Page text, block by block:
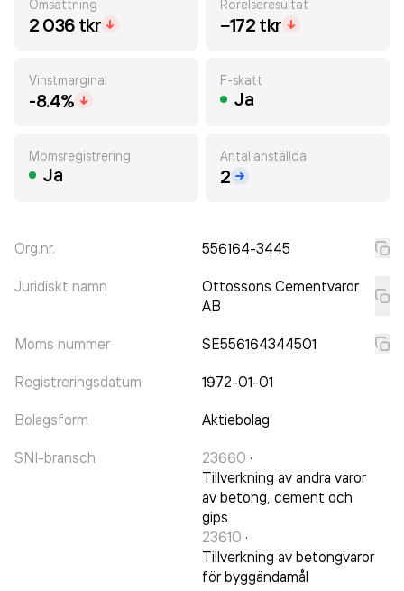
Omsättning
2 036 tkr
Rörelseresultat
−172 tkr
Vinstmarginal
-8.4%
F-skatt
Ja
Momsregistrering
Ja
Antal anställda
2
Org.nr. 556164-3445
Juridiskt namn
Ottossons Cementvaror
AB
Moms nummer SE556164344501
Registreringsdatum 1972-01-01
Bolagsform Aktiebolag
SNI-bransch 23660 ·
Tillverkning av andra varor
av betong, cement och
gips
23610 ·
Tillverkning av betongvaror
för byggändamål